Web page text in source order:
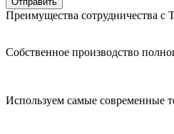
Преимущества сотрудничества с
Собственное производство
Используем самые современные